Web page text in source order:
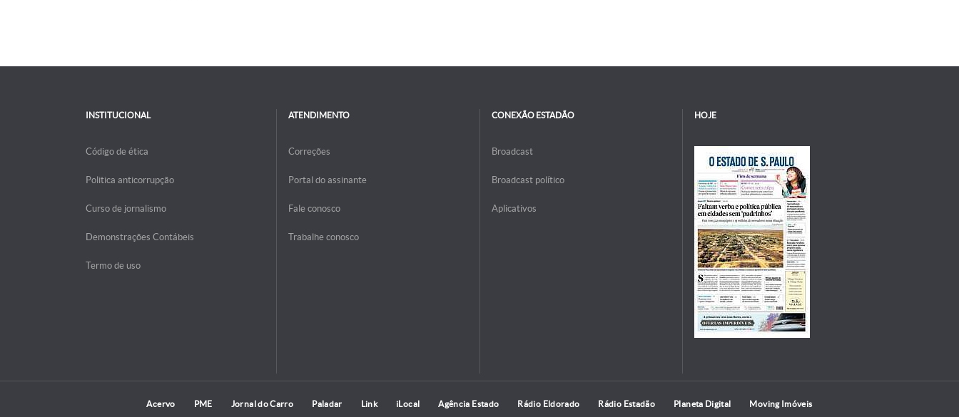
INSTITUCIONAL
Código de ética
Politica anticorrupção
Curso de jornalismo
Demonstrações Contábeis
Termo de uso
ATENDIMENTO
Correções
Portal do assinante
Fale conosco
Trabalhe conosco
CONEXÃO ESTADÃO
Broadcast
Broadcast político
Aplicativos
HOJE
Acervo PME Jornal do Carro Paladar Link iLocal Agência Estado Rádio Eldorado Rádio Estadão Planeta Digital Moving Imóveis